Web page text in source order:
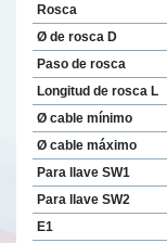
Rosca
Ø de rosca D
Paso de rosca
Longitud de rosca L
Ø cable mínimo
Ø cable máximo
Para llave SW1
Para llave SW2
E1